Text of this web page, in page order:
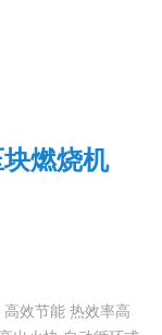
燃烧机
效节能 热效率高